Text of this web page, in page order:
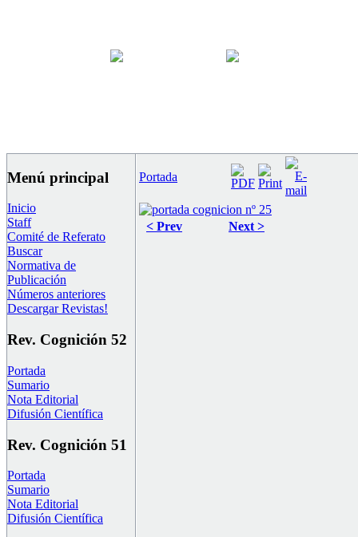
Menú principal
Inicio
Staff
Comité de Referato
Buscar
Normativa de
Publicación
Números anteriores
Descargar Revistas!
Rev. Cognición 52
Portada
Sumario
Nota Editorial
Difusión Científica
Rev. Cognición 51
Portada
Sumario
Nota Editorial
Difusión Científica
Portada
< Prev Next >